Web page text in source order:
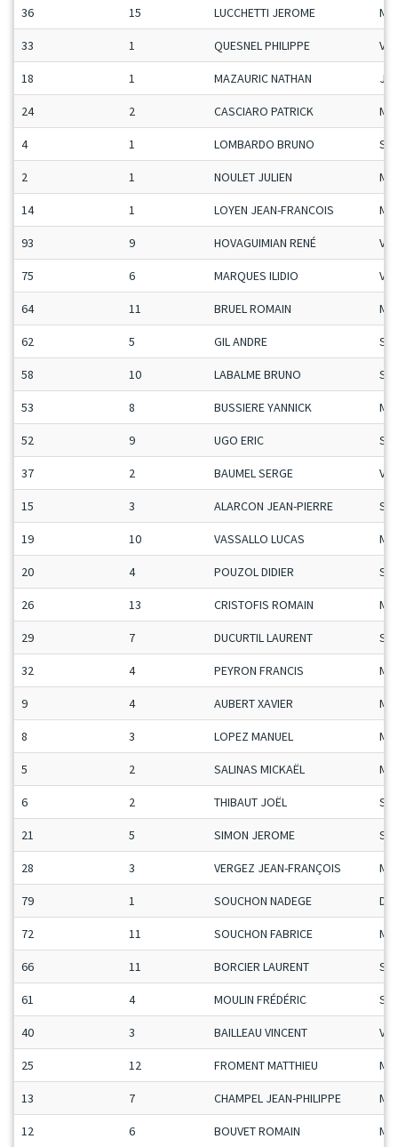
36 15 LUCCHETTI JEROME
33 1 QUESNEL PHILIPPE Vet
18 1 MAZAURIC NATHAN Ju-
24 2 CASCIARO PATRICK
4 1 LOMBARDO BRUNO
2 1 NOULET JULIEN
14 1 LOYEN JEAN-FRANCOIS
93 9 HOVAGUIMIAN RENÉ Vet
75 6 MARQUES ILIDIO Vet
64 11 BRUEL ROMAIN
62 5 GIL ANDRE
58 10 LABALME BRUNO
53 8 BUSSIERE YANNICK
52 9 UGO ERIC
37 2 BAUMEL SERGE Vet
15 3 ALARCON JEAN-PIERRE
19 10 VASSALLO LUCAS
20 4 POUZOL DIDIER
26 13 CRISTOFIS ROMAIN
29 7 DUCURTIL LAURENT
32 4 PEYRON FRANCIS
9 4 AUBERT XAVIER
8 3 LOPEZ MANUEL
5 2 SALINAS MICKAËL
6 2 THIBAUT JOËL
21 5 SIMON JEROME
28 3 VERGEZ JEAN-FRANÇOIS
79 1 SOUCHON NADEGE
72 11 SOUCHON FABRICE
66 11 BORCIER LAURENT
61 4 MOULIN FRÉDÉRIC
40 3 BAILLEAU VINCENT Vet
25 12 FROMENT MATTHIEU
13 7 CHAMPEL JEAN-PHILIPPE
12 6 BOUVET ROMAIN